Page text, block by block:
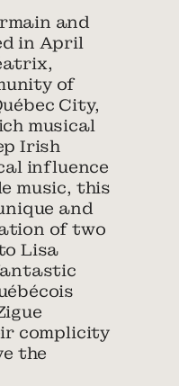
and
in April
of
City,
musical
Irish
influence
music, this
and
of two
Lisa
complicity
the